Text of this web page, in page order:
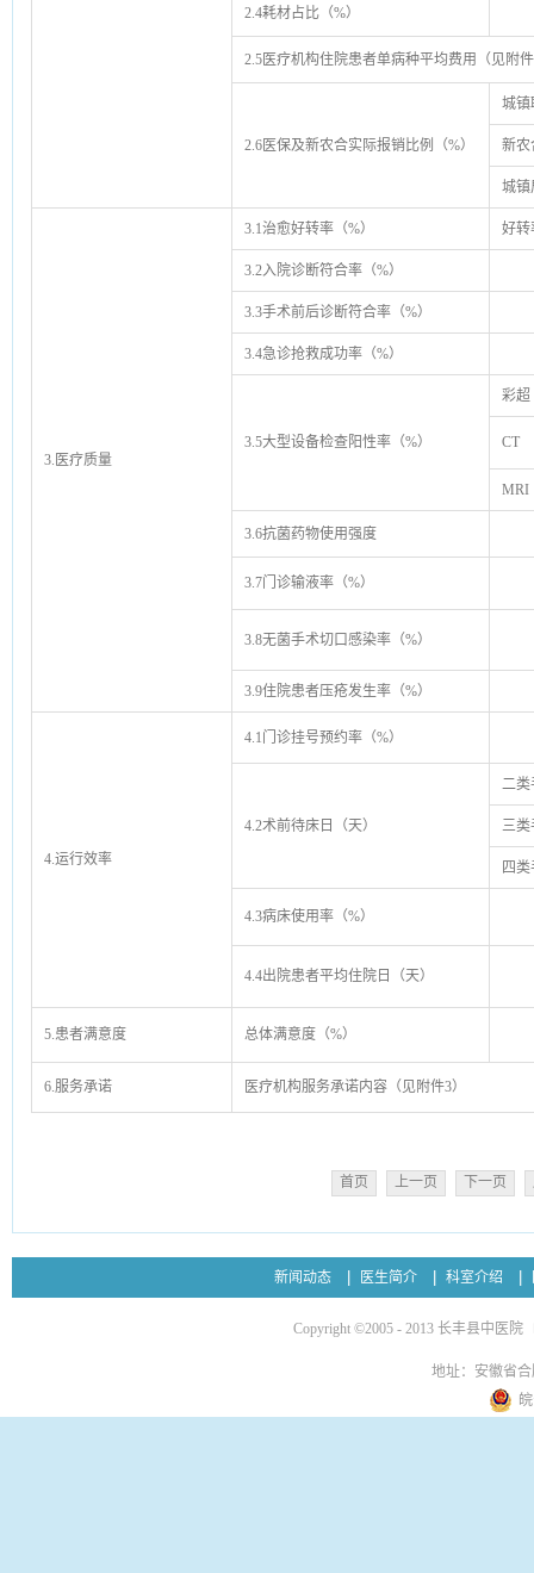
2.4耗材占比（%）
2.5医疗机构住院患者单病种平均费用（见附件
2.6医保及新农合实际报销比例（%）
城镇
新农
城镇
3.医疗质量
3.1治愈好转率（%） 好转
3.2入院诊断符合率（%）
3.3手术前后诊断符合率（%）
3.4急诊抢救成功率（%）
3.5大型设备检查阳性率（%）
彩超
CT
MRI
3.6抗菌药物使用强度
3.7门诊输液率（%）
3.8无菌手术切口感染率（%）
3.9住院患者压疮发生率（%）
4.运行效率
4.1门诊挂号预约率（%）
4.2术前待床日（天）
二类
三类
四
4.3病床使用率（%）
4.4出院患者平均住院日（天）
5.患者满意度 总体满意度（%）
6.服务承诺 医疗机构服务承诺内容（见附件3）
首页 上一页 下一页
新闻动态 医生简介 科室介绍
Copyright ©2005 - 2013 长丰县中医院
地址：安徽省